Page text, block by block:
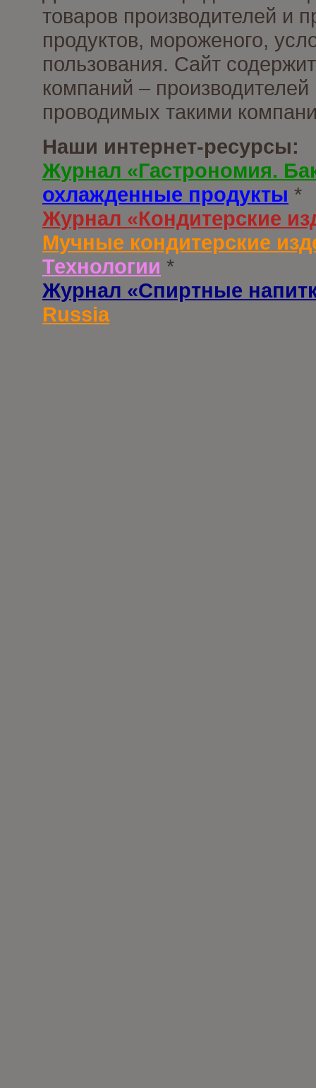
товаров производителей и
продуктов, мороженого,
пользования. Сайт
компаний –
проводимых такими
Наши интернет-ресурсы:
Журнал «Гастрономия.
охлажденные продукты *
Журнал «Кондитерские
Мучные кондитерские
Технологии *
Журнал «Спиртные
Russia